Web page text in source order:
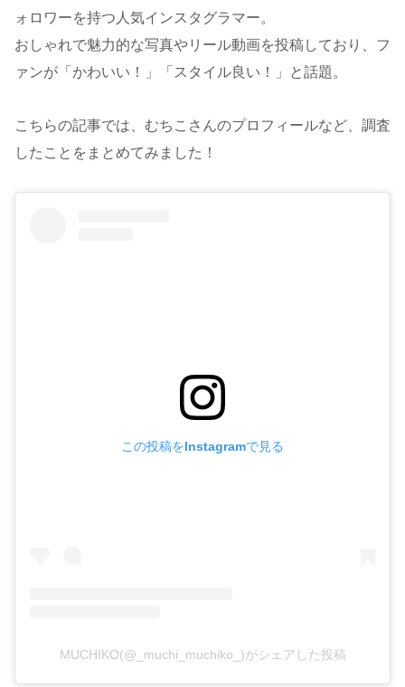
ォロワーを持つ人気インスタグラマー。
おしゃれで魅力的な写真やリール動画を投稿しており、フ
ァンが「かわいい！」「スタイル良い！」と話題。
こちらの記事では、むちこさんのプロフィールなど、調査
したことをまとめてみました！
この投稿をInstagramで見る
MUCHIKO(@_muchi_muchiko_)がシェアした投稿